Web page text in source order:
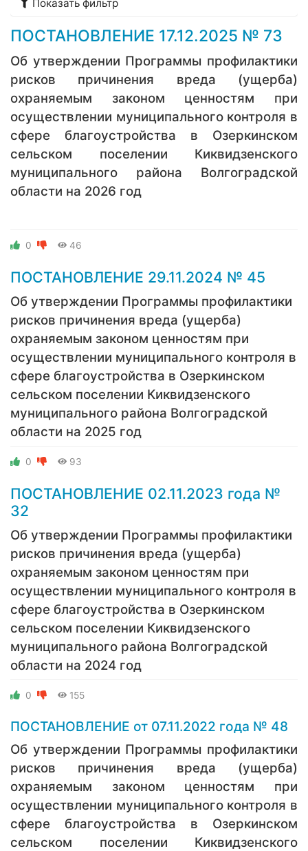
Показать фильтр
ПОСТАНОВЛЕНИЕ 17.­­12.2025 № 73
Об утверждении Программы профилактики
рисков причинения вреда (ущерба)
охраняемым законом ценностям при
осуществлении муниципального контроля в
сфере благоустройства в Озеркинском
сельском поселении Киквидзенского
муниципального района Волгоградской
области на 2026 год
0 46
ПОСТАНОВЛЕНИЕ 29.­­11.2024 № 45
Об утверждении Программы профилактики
рисков причинения вреда (ущерба)
охраняемым законом ценностям при
осуществлении муниципального контроля в
сфере благоустройства в Озеркинском
сельском поселении Киквидзенского
муниципального района Волгоградской
области на 2025 год
0 93
ПОСТАНОВЛЕНИЕ 02.­­11.2023 года №
32
Об утверждении Программы профилактики
рисков причинения вреда (ущерба)
охраняемым законом ценностям при
осуществлении муниципального контроля в
сфере благоустройства в Озеркинском
сельском поселении Киквидзенского
муниципального района Волгоградской
области на 2024 год
0 155
ПОСТАНОВЛЕНИЕ от 07.11.2022 года № 48
Об утверждении Программы профилактики
рисков причинения вреда (ущерба)
охраняемым законом ценностям при
осуществлении муниципального контроля в
сфере благоустройства в Озеркинском
сельском поселении Киквидзенского